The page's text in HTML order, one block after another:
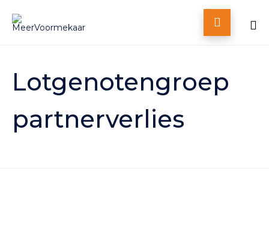

content
Lotgenotengroep
partnerverlies